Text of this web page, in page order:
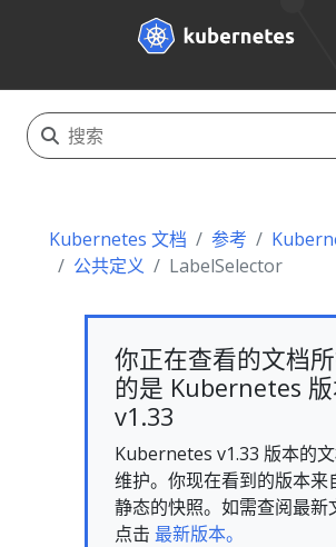
Kubernetes 文档 参考
公共定义
LabelSelector
你正在查看的文档
的是 Kubernetes 版
v1.33
Kubernetes v1.33 版本的
维护。你现在看到的版本来
静态的快照。如需查阅最新
点击 最新版本。